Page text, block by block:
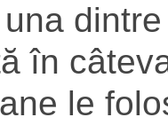
în
le